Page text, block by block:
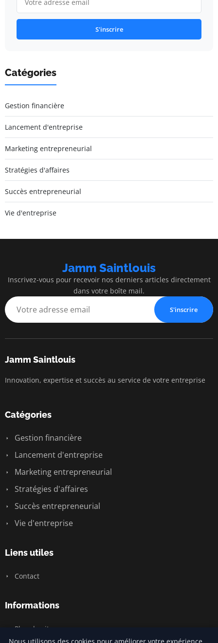
S'inscrire
Catégories
Gestion financière
Lancement d'entreprise
Marketing entrepreneurial
Stratégies d'affaires
Succès entrepreneurial
Vie d'entreprise
Jamm Saintlouis
Inscrivez-vous pour recevoir nos derniers articles directement
dans votre boîte mail.
S'inscrire
Jamm Saintlouis
Innovation, expertise et succès au service de votre entreprise
Catégories
Gestion financière
Lancement d'entreprise
Marketing entrepreneurial
Stratégies d'affaires
Succès entrepreneurial
Vie d'entreprise
Liens utiles
Contact
Informations
Plan du site